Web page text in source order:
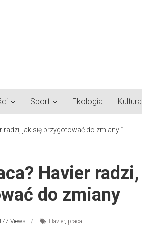
Sport Ekologia
Havier
do zmiany
Views Havier, praca